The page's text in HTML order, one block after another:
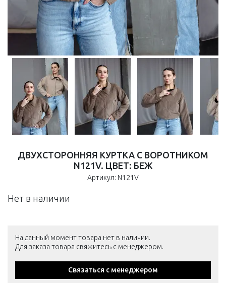
ДВУХСТОРОННЯЯ КУРТКА С ВОРОТНИКОМ
N121V. ЦВЕТ: БЕЖ
Артикул: N121V
Нет в наличии
На данный момент товара нет в наличии.
Для заказа товара свяжитесь с менеджером.
Связаться с менеджером